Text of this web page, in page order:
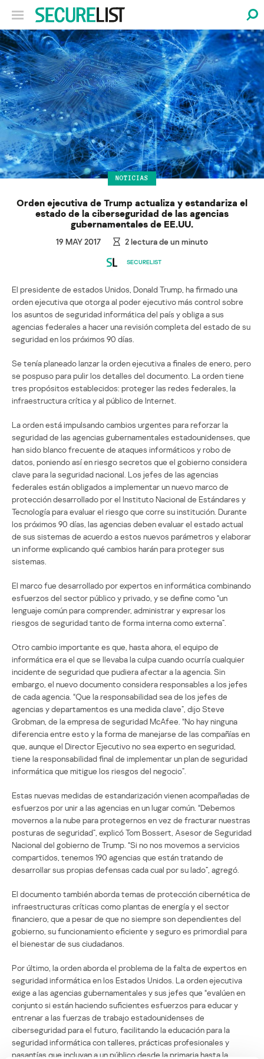
NOTICIAS
Orden ejecutiva de Trump actualiza y estandariza el
estado de la ciberseguridad de las agencias
gubernamentales de EE.UU.
19 MAY 2017 2lectura de un minuto
SECURELIST
El presidente de estados Unidos, Donald Trump, ha firmado una
orden ejecutiva que otorga al poder ejecutivo más control sobre
los asuntos de seguridad informática del país y obliga a sus
agencias federales a hacer una revisión completa del estado de su
seguridad en los próximos 90 días.
Se tenía planeado lanzar la orden ejecutiva a finales de enero, pero
se pospuso para pulir los detalles del documento. La orden tiene
tres propósitos establecidos: proteger las redes federales, la
infraestructura crítica y al público de Internet.
La orden está impulsando cambios urgentes para reforzar la
seguridad de las agencias gubernamentales estadounidenses, que
han sido blanco frecuente de ataques informáticos y robo de
datos, poniendo así en riesgo secretos que el gobierno considera
clave para la seguridad nacional. Los jefes de las agencias
federales están obligados a implementar un nuevo marco de
protección desarrollado por el Instituto Nacional de Estándares y
Tecnología para evaluar el riesgo que corre su institución. Durante
los próximos 90 días, las agencias deben evaluar el estado actual
de sus sistemas de acuerdo a estos nuevos parámetros y elaborar
un informe explicando qué cambios harán para proteger sus
sistemas.
El marco fue desarrollado por expertos en informática combinando
esfuerzos del sector público y privado, y se define como “un
lenguaje común para comprender, administrar y expresar los
riesgos de seguridad tanto de forma interna como externa”.
Otro cambio importante es que, hasta ahora, el equipo de
informática era el que se llevaba la culpa cuando ocurría cualquier
incidente de seguridad que pudiera afectar a la agencia. Sin
embargo, el nuevo documento considera responsables a los jefes
de cada agencia. “Que la responsabilidad sea de los jefes de
agencias y departamentos es una medida clave”, dijo Steve
Grobman, de la empresa de seguridad McAfee. “No hay ninguna
diferencia entre esto y la forma de manejarse de las compañías en
que, aunque el Director Ejecutivo no sea experto en seguridad,
tiene la responsabilidad final de implementar un plan de seguridad
informática que mitigue los riesgos del negocio”.
Estas nuevas medidas de estandarización vienen acompañadas de
esfuerzos por unir a las agencias en un lugar común. “Debemos
movernos a la nube para protegernos en vez de fracturar nuestras
posturas de seguridad”, explicó Tom Bossert, Asesor de Seguridad
Nacional del gobierno de Trump. “Si no nos movemos a servicios
compartidos, tenemos 190 agencias que están tratando de
desarrollar sus propias defensas cada cual por su lado”, agregó.
El documento también aborda temas de protección cibernética de
infraestructuras críticas como plantas de energía y el sector
financiero, que a pesar de que no siempre son dependientes del
gobierno, su funcionamiento eficiente y seguro es primordial para
el bienestar de sus ciudadanos.
Por último, la orden aborda el problema de la falta de expertos en
seguridad informática en los Estados Unidos. La orden ejecutiva
exige a las agencias gubernamentales y sus jefes que “evalúen en
conjunto si están haciendo suficientes esfuerzos para educar y
entrenar a las fuerzas de trabajo estadounidenses de
ciberseguridad para el futuro, facilitando la educación para la
seguridad informática con talleres, prácticas profesionales y
pasantías que incluyan a un público desde la primaria hasta la